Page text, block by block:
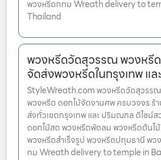
พวงหรีดกทม Wreath delivery to
Thailand
พวงหรีดวัดสุวรรณ พวงหรี
จัดส่งพวงหรีดในกรุงเทพ แ
StyleWreath.com พวงหรีดวัดสุวรรณ
พวงหรีด ดอกไม้จัดงานศพ ครบวงจร ร้
ส่งทั่วเขตกรุงเทพ และ ปริมณฑล ดีไซน์
ดอกไม้สด พวงหรีดพัดลม พวงหรีดต้นไ
พวงหรีดสำเร็จรูป พวงหรีดปทุมธานี พ
ทม Wreath delivery to temple in